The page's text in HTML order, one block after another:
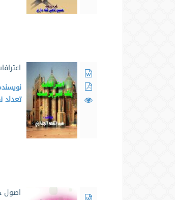
تعداد
اصول